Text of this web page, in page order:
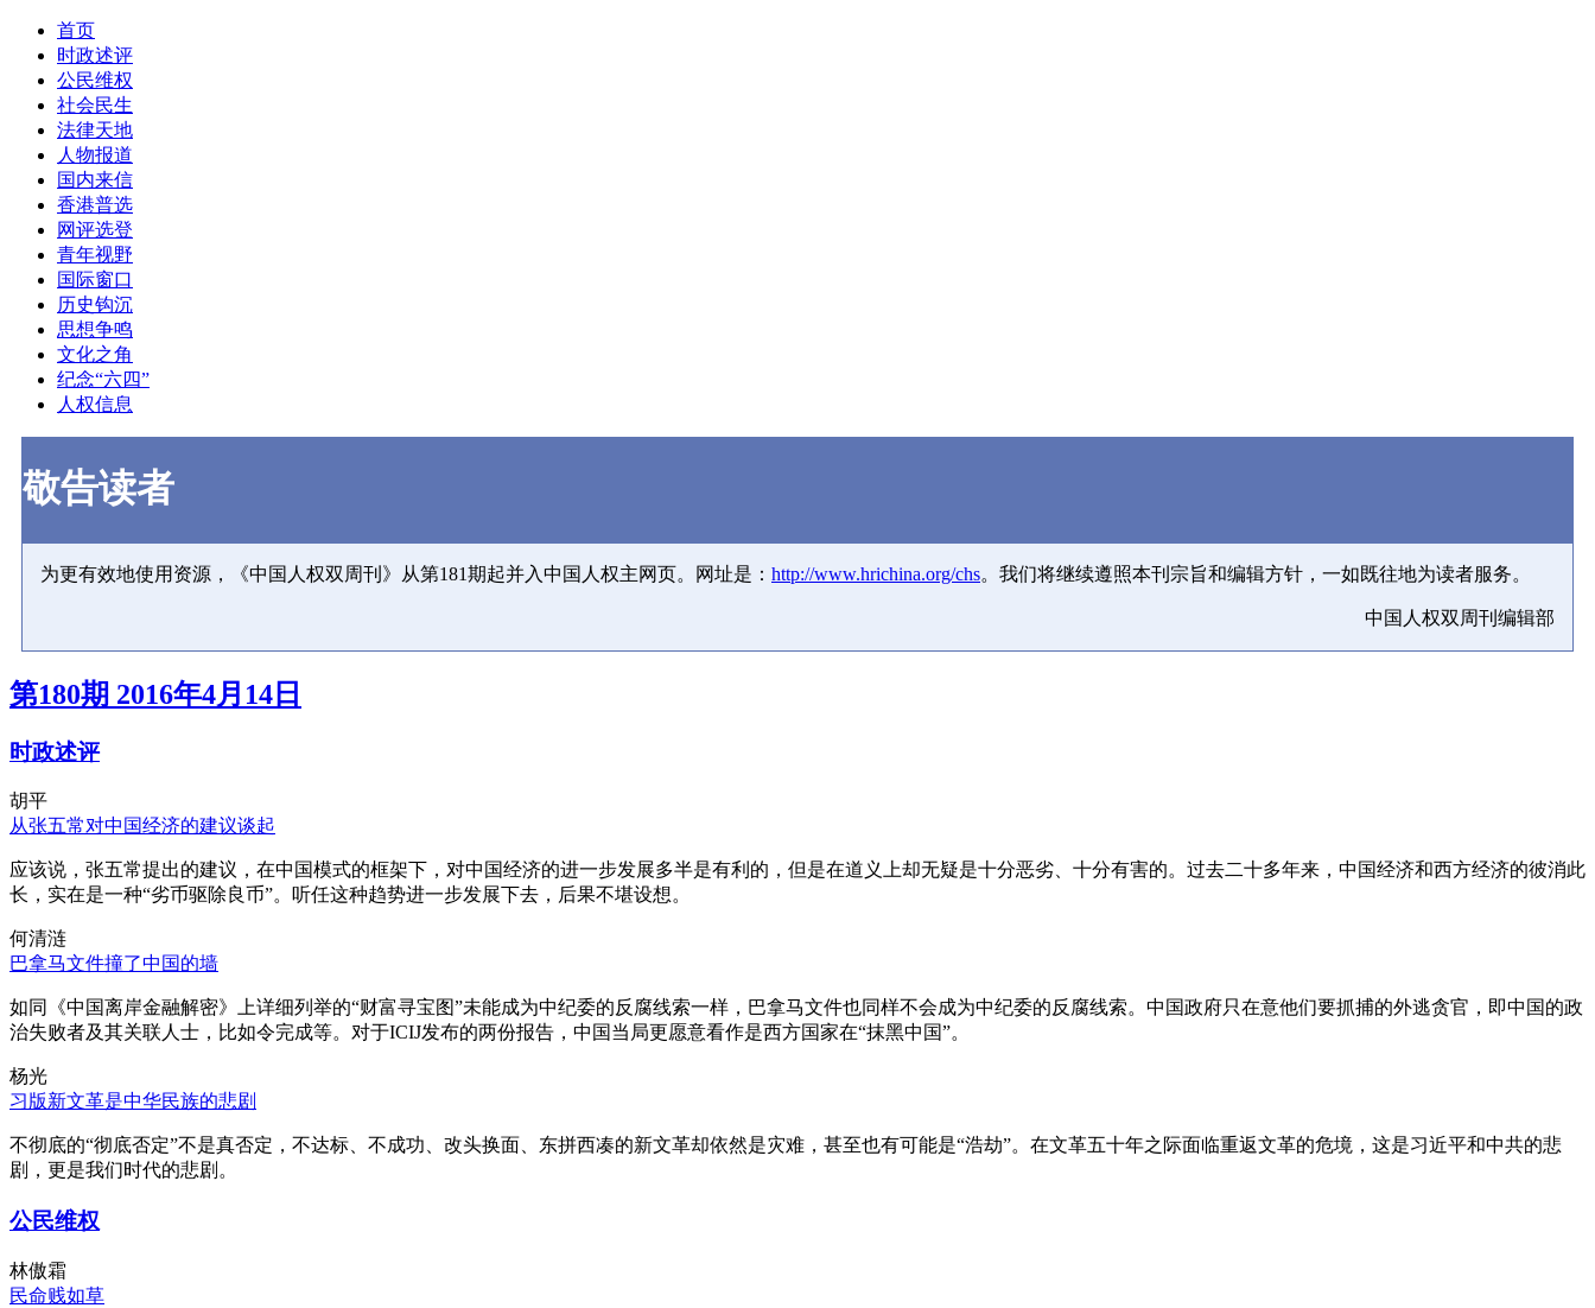
首页
时政述评
公民维权
社会民生
法律天地
人物报道
国内来信
香港普选
网评选登
青年视野
国际窗口
历史钩沉
思想争鸣
文化之角
纪念“六四”
人权信息
敬告读者
为更有效地使用资源，《中国人权双周刊》从第181期起并入中国人权主网页。网址是： http://www.hrichina.org/chs。我们将继续遵照本刊宗旨和编辑方针，一如既往地为读者服务。
中国人权双周刊编辑部
第180期 2016年4月14日
时政述评
胡平
从张五常对中国经济的建议谈起
应该说，张五常提出的建议，在中国模式的框架下，对中国经济的进一步发展多半是有利的，但是在道义上却无疑是十分恶劣、十分有害的。过去二十多年来，中国经济和西方经济的彼消此
长，实在是一种“劣币驱除良币”。听任这种趋势进一步发展下去，后果不堪设想。
何清涟
巴拿马文件撞了中国的墙
如同《中国离岸金融解密》上详细列举的“财富寻宝图”未能成为中纪委的反腐线索一样，巴拿马文件也同样不会成为中纪委的反腐线索。中国政府只在意他们要抓捕的外逃贪官，即中国的政
治失败者及其关联人士，比如令完成等。对于ICIJ发布的两份报告，中国当局更愿意看作是西方国家在“抹黑中国”。
杨光
习版新文革是中华民族的悲剧
不彻底的“彻底否定”不是真否定，不达标、不成功、改头换面、东拼西凑的新文革却依然是灾难，甚至也有可能是“浩劫”。在文革五十年之际面临重返文革的危境，这是习近平和中共的悲
剧，更是我们时代的悲剧。
公民维权
林傲霜
民命贱如草